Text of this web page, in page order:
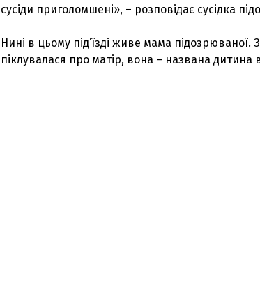
сусіди приголомшені», – розповідає сусідка
Нині в цьому під’їзді живе мама підозрюваної.
піклувалася про матір, вона – названа дитина в